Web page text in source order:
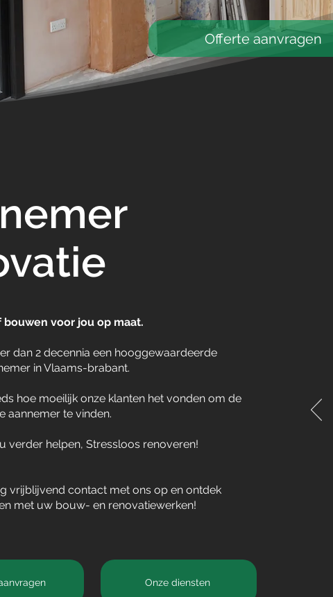
Offerte aanvragen
bouwen voor jou op maat.
dan 2 decennia een hooggewaardeerde
in Vlaams-brabant.
hoe moeilijk onze klanten het vonden om de
aannemer te vinden.
verder helpen, Stressloos renoveren!
vrijblijvend contact met ons op en ontdek
met uw bouw- en renovatiewerken!
Onze diensten